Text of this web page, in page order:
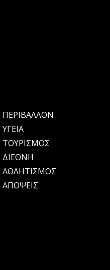
ΠΕΡΙΒΑΛΛΟΝ
ΥΓΕΙΑ
ΤΟΥΡΙΣΜΟΣ
ΔΙΕΘΝΗ
ΑΘΛΗΤΙΣΜΟΣ
ΑΠΟΨΕΙΣ